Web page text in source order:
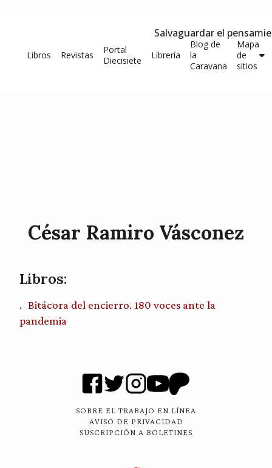
Salvaguardar el
Libros Revistas
Portal
Diecisiete
Librería
Blog de
la
Caravana
Mapa
de
sitios
César Ramiro Vásconez
Libros:
Bitácora del encierro. 180 voces ante la
pandemia
SOBRE EL TRABAJO EN LÍNEA
AVISO DE PRIVACIDAD
SUSCRIPCIÓN A BOLETINES